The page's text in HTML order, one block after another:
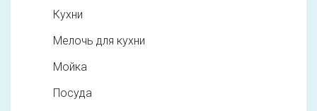
Кухни
Мелочь для кухни
Мойка
Посуда